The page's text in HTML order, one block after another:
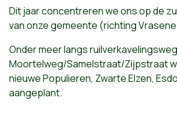
Dit jaar concentreren we ons op de
van onze gemeente (richting
Onder meer langs
Moortelweg/Samelstraat/Zijpstraat
nieuwe Populieren, Zwarte Elzen,
aangeplant.